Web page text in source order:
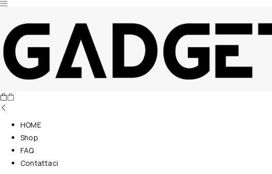
Nessun prodotto nel carrello.
HOME
Shop
FAQ
Contattaci